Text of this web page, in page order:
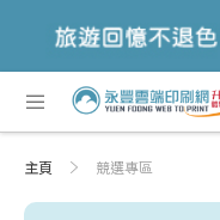
過
到
容
主頁 競選專區